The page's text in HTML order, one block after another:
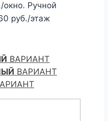
окно. Ручной
руб./этаж
ВАРИАНТ
ВАРИАНТ